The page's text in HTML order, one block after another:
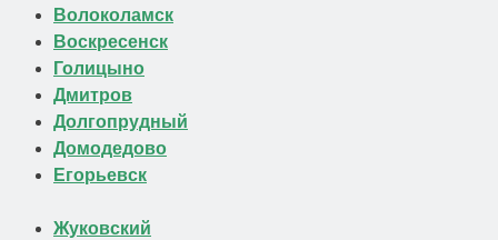
Волоколамск
Воскресенск
Голицыно
Дмитров
Долгопрудный
Домодедово
Егорьевск
Жуковский